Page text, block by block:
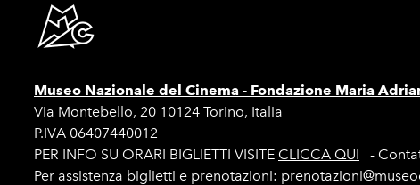
Museo Nazionale del Cinema - Fondazione Maria
Via Montebello, 20 10124 Torino, Italia
P.IVA 06407440012
PER INFO SU ORARI BIGLIETTI VISITE CLICCA QUI -
Per assistenza biglietti e prenotazioni: